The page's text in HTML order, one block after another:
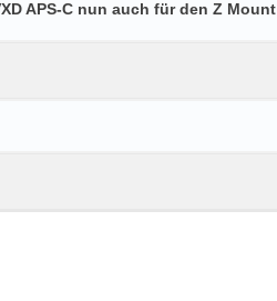
APS-C nun auch für den Z Mount